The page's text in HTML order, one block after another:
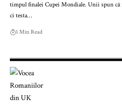
timpul finalei Cupei Mondiale. Unii spun că
ci testa…
1 Min Read